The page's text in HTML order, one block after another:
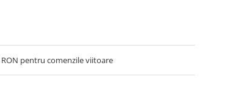
RON pentru comenzile viitoare